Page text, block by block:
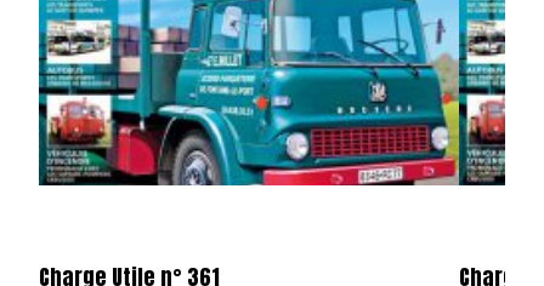
Charge Utile n° 361
Charge